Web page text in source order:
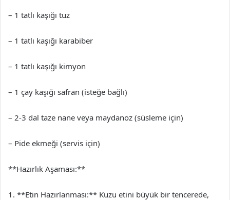
– 1 tatlı kaşığı tuz
– 1 tatlı kaşığı karabiber
– 1 tatlı kaşığı kimyon
– 1 çay kaşığı safran (isteğe bağlı)
– 2-3 dal taze nane veya maydanoz (süsleme için)
– Pide ekmeği (servis için)
**Hazırlık Aşaması:**
1. **Etin Hazırlanması:** Kuzu etini büyük bir tencerede,